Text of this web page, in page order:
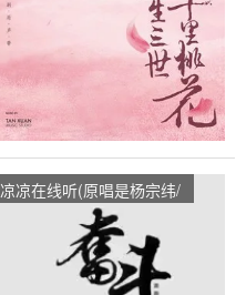
凉凉在线听(原唱是杨宗纬/
张碧晨)，风一样的男子演
唱点播:58次